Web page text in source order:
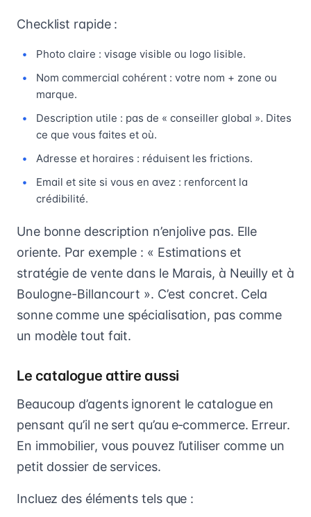
Checklist rapide :
Photo claire : visage visible ou logo lisible.
Nom commercial cohérent : votre nom + zone ou
marque.
Description utile : pas de « conseiller global ». Dites
ce que vous faites et où.
Adresse et horaires : réduisent les frictions.
Email et site si vous en avez : renforcent la
crédibilité.
Une bonne description n’enjolive pas. Elle
oriente. Par exemple : « Estimations et
stratégie de vente dans le Marais, à Neuilly et à
Boulogne-Billancourt ». C’est concret. Cela
sonne comme une spécialisation, pas comme
un modèle tout fait.
Le catalogue attire aussi
Beaucoup d’agents ignorent le catalogue en
pensant qu’il ne sert qu’au e‑commerce. Erreur.
En immobilier, vous pouvez l’utiliser comme un
petit dossier de services.
Incluez des éléments tels que :